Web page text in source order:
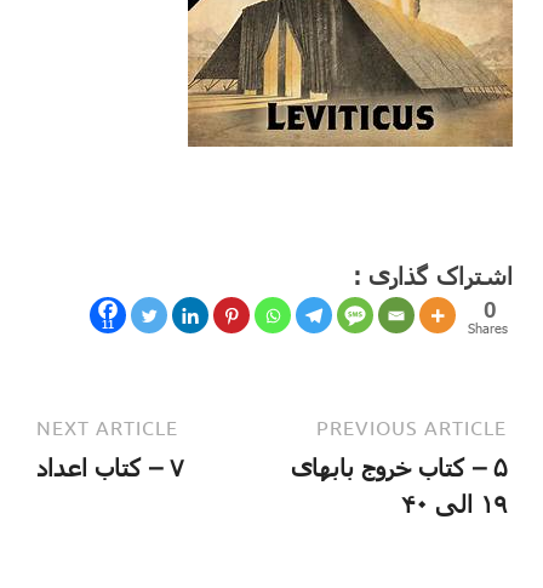
اشتراک گذاری :
11
0
Shares
PREVIOUS ARTICLE
۵ – کتاب خروج بابهای
۱۹ الی ۴۰
NEXT ARTICLE
۷ – کتاب اعداد